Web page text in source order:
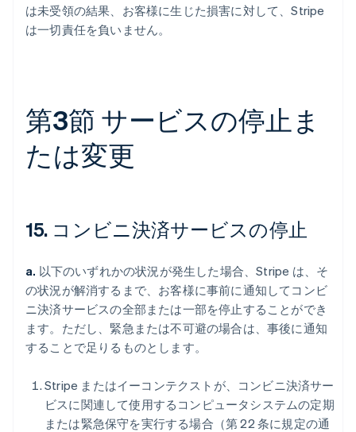
は未受領の結果、お客様に生じた損害に対して、Stripe
は一切責任を負いません。
第3節 サービスの停止ま
たは変更
15. コンビニ決済サービスの停止
a. 以下のいずれかの状況が発生した場合、Stripe は、そ
の状況が解消するまで、お客様に事前に通知してコンビ
ニ決済サービスの全部または一部を停止することができ
ます。ただし、緊急または不可避の場合は、事後に通知
することで足りるものとします。
Stripe またはイーコンテクストが、コンビニ決済サー
ビスに関連して使用するコンピュータシステムの定期
または緊急保守を実行する場合（第 22 条に規定の通